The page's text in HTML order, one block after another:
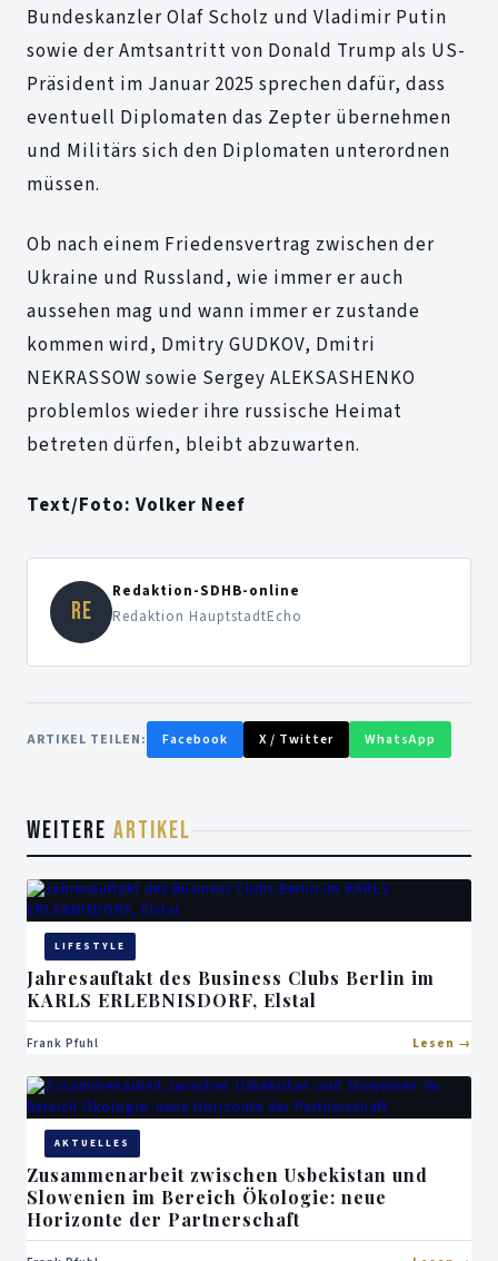
Bundeskanzler Olaf Scholz und Vladimir Putin
sowie der Amtsantritt von Donald Trump als US-
Präsident im Januar 2025 sprechen dafür, dass
eventuell Diplomaten das Zepter übernehmen
und Militärs sich den Diplomaten unterordnen
müssen.
Ob nach einem Friedensvertrag zwischen der
Ukraine und Russland, wie immer er auch
aussehen mag und wann immer er zustande
kommen wird, Dmitry GUDKOV, Dmitri
NEKRASSOW sowie Sergey ALEKSASHENKO
problemlos wieder ihre russische Heimat
betreten dürfen, bleibt abzuwarten.
Text/Foto: Volker Neef
RE
Redaktion-SDHB-online
Redaktion HauptstadtEcho
ARTIKEL TEILEN: Facebook X / Twitter WhatsApp
WEITERE ARTIKEL
LIFESTYLE
Jahresauftakt des Business Clubs Berlin im
KARLS ERLEBNISDORF, Elstal
Frank Pfuhl Lesen
AKTUELLES
Zusammenarbeit zwischen Usbekistan und
Slowenien im Bereich Ökologie: neue
Horizonte der Partnerschaft